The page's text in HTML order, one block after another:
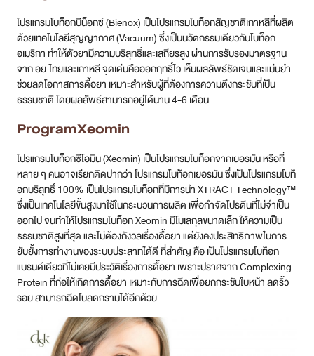
โปรแกรมโบท็อกบีน็อกซ์ (Bienox) เป็นโปรแกรมโบท็อกสัญชาติเกาหลีที่ผลิต
ด้วยเทคโนโลยีสุญญากาศ (Vacuum) ซึ่งเป็นนวัตกรรมเดียวกับโบท็อก
อเมริกา ทำให้ตัวยามีความบริสุทธิ์และเสถียรสูง ผ่านการรับรองมาตรฐาน
จาก อย.ไทยและเกาหลี จุดเด่นคือออกฤทธิ์ไว เห็นผลลัพธ์ชัดเจนและแม่นยำ
ช่วยลดโอกาสการดื้อยา เหมาะสำหรับผู้ที่ต้องการความตึงกระชับที่เป็น
ธรรมชาติ โดยผลลัพธ์สามารถอยู่ได้นาน 4-6 เดือน
ProgramXeomin
โปรแกรมโบท็อกซีโอมิน (Xeomin) เป็นโปรแกรมโบท็อกจากเยอรมัน หรือที่
หลาย ๆ คนอาจเรียกติดปากว่า โปรแกรมโบท็อกเยอรมัน ซึ่งเป็นโปรแกรมโบท็
อกบริสุทธิ์ 100% เป็นโปรแกรมโบท็อกที่มีการนำ XTRACT Technology™
ซึ่งเป็นเทคโนโลยีขั้นสูงมาใช้ในกระบวนการผลิต เพื่อกำจัดโปรตีนที่ไม่จำเป็น
ออกไป จนทำให้โปรแกรมโบท็อก Xeomin มีโมเลกุลขนาดเล็ก ให้ความเป็น
ธรรมชาติสูงที่สุด และไม่ต้องกังวลเรื่องดื้อยา แต่ยังคงประสิทธิภาพในการ
ยับยั้งการทำงานของระบบประสาทได้ดี ที่สำคัญ คือ เป็นโปรแกรมโบท็อก
แบรนด์เดียวที่ไม่เคยมีประวัติเรื่องการดื้อยา เพราะปราศจาก Complexing
Protein ที่ก่อให้เกิดการดื้อยา เหมาะกับการฉีดเพื่อยกกระชับใบหน้า ลดริ้ว
รอย สามารถฉีดโบลดกรามได้อีกด้วย